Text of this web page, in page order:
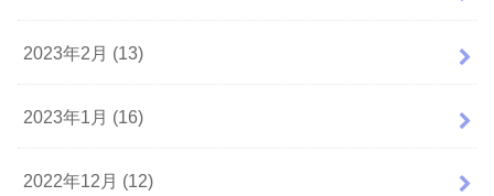
2023年2月 (13)
2023年1月 (16)
2022年12月 (12)